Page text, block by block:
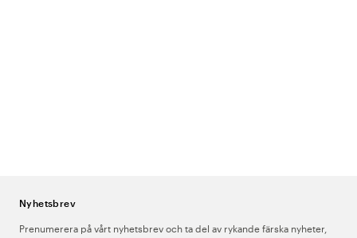
Nyhetsbrev
Prenumerera på vårt nyhetsbrev och ta del av rykande färska nyheter,